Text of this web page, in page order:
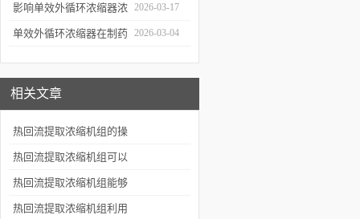
用于哪些行业？应用优势
有哪些？
影响单效外循环浓缩器浓
缩效果、物料纯度的关键
2026-03-17
单效外循环浓缩器在制药 2026-03-04
相关文章
热回流提取浓缩机组的操
作步骤
热回流提取浓缩机组可以
根据不同的物料和提取要
求进行选择
热回流提取浓缩机组能够
实现更彻底的物质溶解和
热回流提取浓缩机组利用